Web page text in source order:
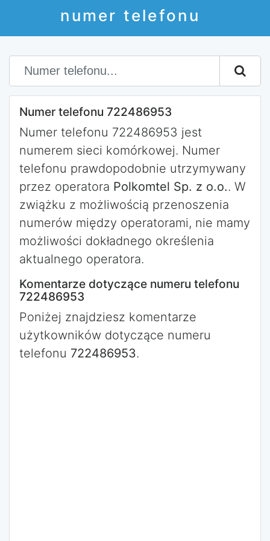
numer telefonu
Numer telefonu 722486953
Numer telefonu 722486953 jest
numerem sieci komórkowej. Numer
telefonu prawdopodobnie utrzymywany
przez operatora Polkomtel Sp. z o.o.. W
zwiążku z możliwością przenoszenia
numerów między operatorami, nie mamy
możliwości dokładnego określenia
aktualnego operatora.
Komentarze dotyczące numeru telefonu
722486953
Poniżej znajdziesz komentarze
użytkowników dotyczące numeru
telefonu 722486953.